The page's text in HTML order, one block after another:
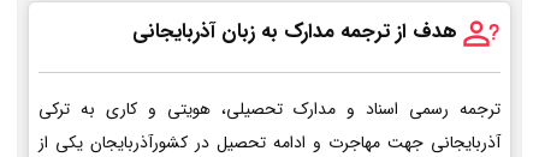
هدف از ترجمه مدارک به زبان آذربایجانی
ترجمه رسمی اسناد و مدارک تحصیلی، هویتی و کاری به ترکی
آذربایجانی جهت مهاجرت و ادامه تحصیل در کشورآذربایجان یکی از